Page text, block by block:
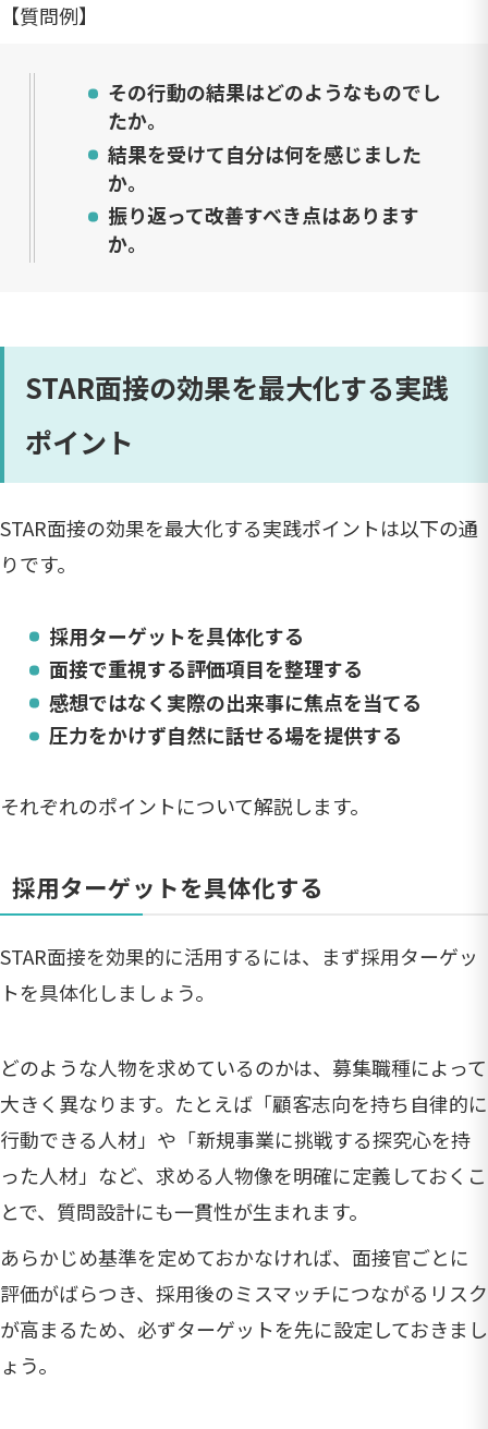
【質問例】
その行動の結果はどのようなものでし
たか。
結果を受けて自分は何を感じました
か。
振り返って改善すべき点はあります
か。
STAR面接の効果を最大化する実践
ポイント
STAR面接の効果を最大化する実践ポイントは以下の通
りです。
採用ターゲットを具体化する
面接で重視する評価項目を整理する
感想ではなく実際の出来事に焦点を当てる
圧力をかけず自然に話せる場を提供する
それぞれのポイントについて解説します。
採用ターゲットを具体化する
STAR面接を効果的に活用するには、まず採用ターゲッ
トを具体化しましょう。
どのような人物を求めているのかは、募集職種によって
大きく異なります。たとえば「顧客志向を持ち自律的に
行動できる人材」や「新規事業に挑戦する探究心を持
った人材」など、求める人物像を明確に定義しておくこ
とで、質問設計にも一貫性が生まれます。
あらかじめ基準を定めておかなければ、面接官ごとに
評価がばらつき、採用後のミスマッチにつながるリスク
が高まるため、必ずターゲットを先に設定しておきまし
ょう。